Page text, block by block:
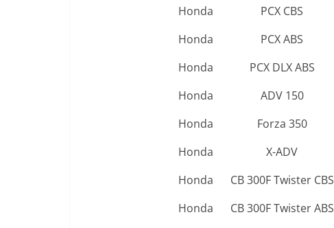
Honda
PCX CBS
Honda
PCX ABS
Honda
PCX DLX ABS
Honda
ADV 150
Honda
Forza 350
Honda
X-ADV
Honda
CB 300F Twister CBS
Honda
CB 300F Twister ABS